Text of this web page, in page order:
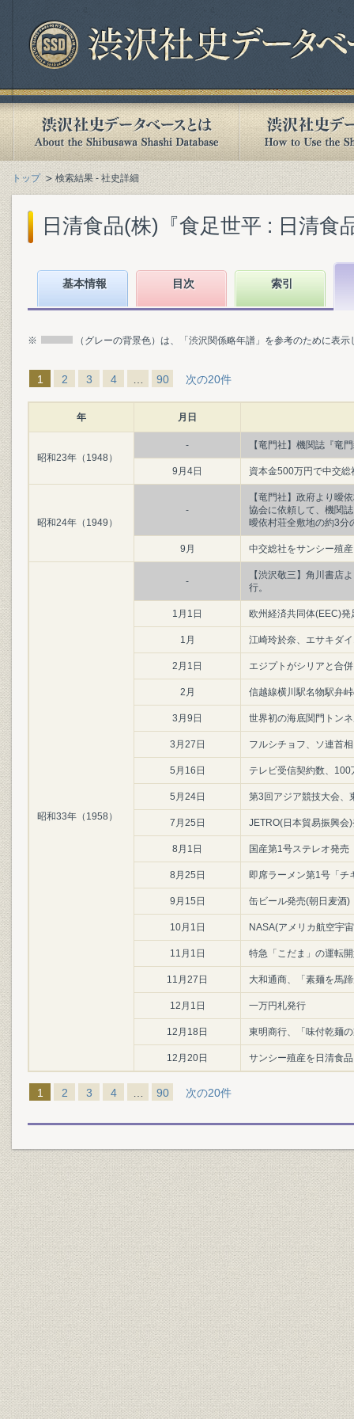
トップ 検索結果 - 社史詳細
日清食品(株)『食足世平 : 日清食
基本情報 目次 索引
※ （グレーの背景色）は、「渋沢関係略年譜」を参考のために表
1 2 3 4 90 次の20件
年 月日
昭和23年（1948）
- 【竜門社】機関誌『竜
9月4日 資本金500万円で中交総
昭和24年（1949）
-
【竜門社】政府より曖
協会に依頼して、機関
曖依村荘全敷地の約3分
9月 中交総社をサンシー殖
昭和33年（1958）
-
【渋沢敬三】角川書店
行。
1月1日 欧州経済共同体(EEC)発
1月 江崎玲於奈、エサキダ
2月1日 エジプトがシリアと合
2月 信越線横川駅名物駅弁
3月9日 世界初の海底関門トン
3月27日 フルシチョフ、ソ連首
5月16日 テレビ受信契約数、100
5月24日 第3回アジア競技大会、
7月25日 JETRO(日本貿易振興会
8月1日 国産第1号ステレオ発売
8月25日 即席ラーメン第1号「チ
9月15日 缶ビール発売(朝日麦酒)
10月1日 NASA(アメリカ航空宇
11月1日 特急「こだま」の運転
11月27日 大和通商、「素麺を馬
12月1日 一万円札発行
12月18日 東明商行、「味付乾麺
12月20日 サンシー殖産を日清食
1 2 3 4 90 次の20件